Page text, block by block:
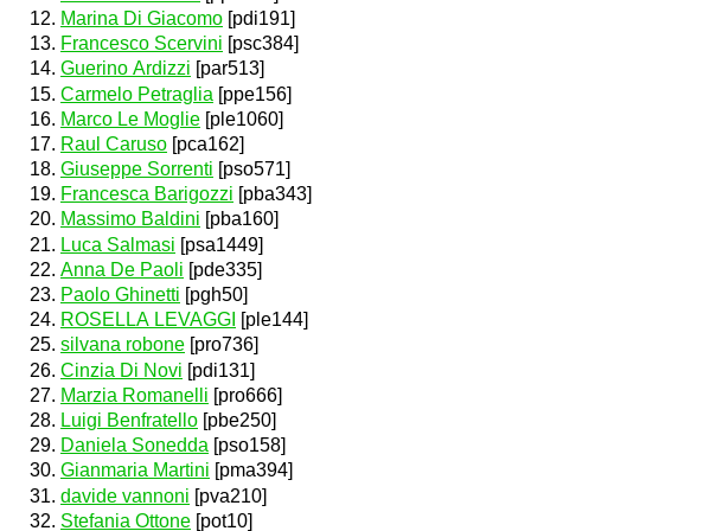
Marina Di Giacomo [pdi191]
Francesco Scervini [psc384]
Guerino Ardizzi [par513]
Carmelo Petraglia [ppe156]
Marco Le Moglie [ple1060]
Raul Caruso [pca162]
Giuseppe Sorrenti [pso571]
Francesca Barigozzi [pba343]
Massimo Baldini [pba160]
Luca Salmasi [psa1449]
Anna De Paoli [pde335]
Paolo Ghinetti [pgh50]
ROSELLA LEVAGGI [ple144]
silvana robone [pro736]
Cinzia Di Novi [pdi131]
Marzia Romanelli [pro666]
Luigi Benfratello [pbe250]
Daniela Sonedda [pso158]
Gianmaria Martini [pma394]
davide vannoni [pva210]
Stefania Ottone [pot10]